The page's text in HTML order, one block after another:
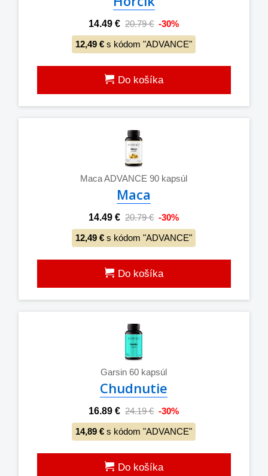
14.49 € 20.79 € -30%
12,49 € s kódom "ADVANCE"
Do košíka
Maca ADVANCE 90 kapsúl
Maca
14.49 € 20.79 € -30%
12,49 € s kódom "ADVANCE"
Do košíka
Garsin 60 kapsúl
Chudnutie
16.89 € 24.19 € -30%
14,89 € s kódom "ADVANCE"
Do košíka